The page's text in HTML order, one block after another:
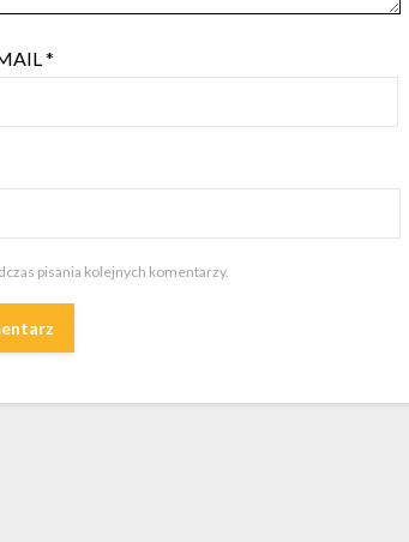
*
pisania kolejnych komentarzy.